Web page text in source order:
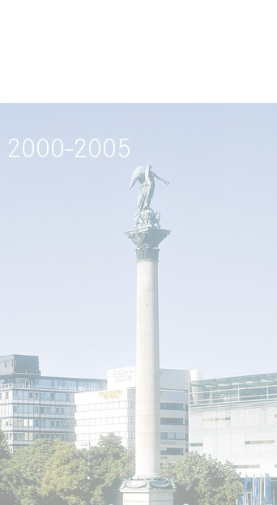
2000-2005